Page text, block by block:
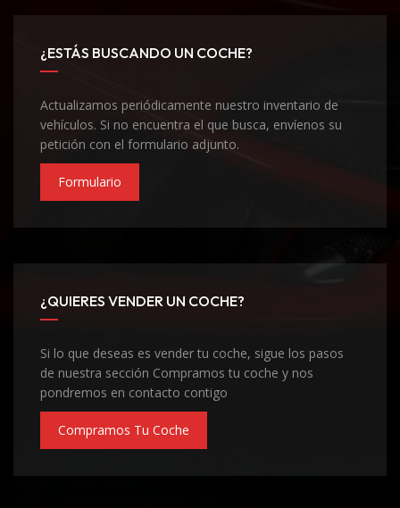
¿ESTÁS BUSCANDO UN COCHE?
Actualizamos periódicamente nuestro inventario de
vehículos. Si no encuentra el que busca, envíenos su
petición con el formulario adjunto.
Formulario
¿QUIERES VENDER UN COCHE?
Si lo que deseas es vender tu coche, sigue los pasos
de nuestra sección Compramos tu coche y nos
pondremos en contacto contigo
Compramos Tu Coche